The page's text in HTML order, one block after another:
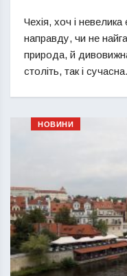
Чехія, хоч і
направду, чи не
природа, й
століть, так і
НОВИНИ